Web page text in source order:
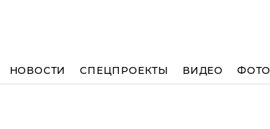
НОВОСТИ СПЕЦПРОЕКТЫ ВИДЕО ФОТО